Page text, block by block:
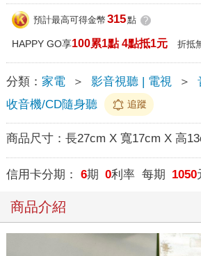
預計最高可得金幣 315點 ?
HAPPY GO享100累1點 4點抵1元 折抵
分類： 家電 ＞ 影音視聽 | 電視 ＞
收音機/CD隨身聽
追蹤
商品尺寸： 長27cm X 寬17cm X 高
信用卡分期： 6期 0利率 每期 1050
商品介紹